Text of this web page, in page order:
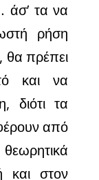
άσ’ τα να
ρήση
θα πρέπει
και να
διότι τα
από
και στον